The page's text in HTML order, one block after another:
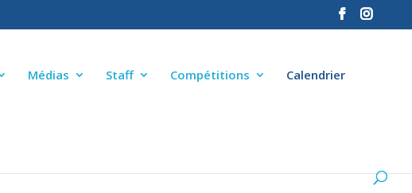
Médias Staff Compétitions Calendrier